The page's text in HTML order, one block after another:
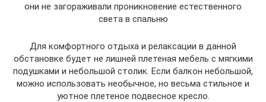
они не загораживали проникновение естественного
света в спальню
Для комфортного отдыха и релаксации в данной
обстановке будет не лишней плетеная мебель с мягкими
подушками и небольшой столик. Если балкон небольшой,
можно использовать необычное, но весьма стильное и
уютное плетеное подвесное кресло.